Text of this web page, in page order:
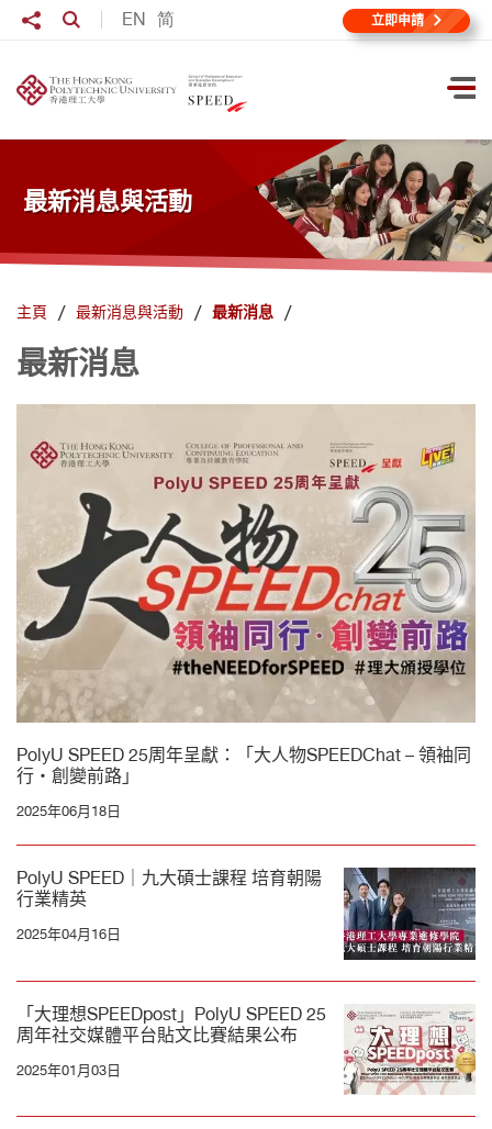
跳到主要內容
打
EN 简
分享至打開搜尋輸入格 立即申請
最新消息與活動
主頁 最新消息與活動 最新消息
最新消息
PolyU SPEED 25周年呈獻：「大人物SPEEDChat – 領袖同
行・創變前路」
2025年06月18日
PolyU SPEED｜九大碩士課程 培育朝陽
行業精英
2025年04月16日
「大理想SPEEDpost」PolyU SPEED 25
周年社交媒體平台貼文比賽結果公布
2025年01月03日